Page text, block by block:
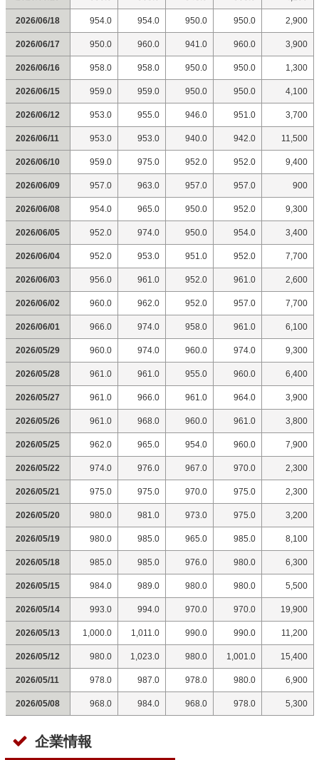
2026/06/18 954.0 954.0 950.0 950.0 2,900
2026/06/17 950.0 960.0 941.0 960.0 3,900
2026/06/16 958.0 958.0 950.0 950.0 1,300
2026/06/15 959.0 959.0 950.0 950.0 4,100
2026/06/12 953.0 955.0 946.0 951.0 3,700
2026/06/11 953.0 953.0 940.0 942.0 11,500
2026/06/10 959.0 975.0 952.0 952.0 9,400
2026/06/09 957.0 963.0 957.0 957.0 900
2026/06/08 954.0 965.0 950.0 952.0 9,300
2026/06/05 952.0 974.0 950.0 954.0 3,400
2026/06/04 952.0 953.0 951.0 952.0 7,700
2026/06/03 956.0 961.0 952.0 961.0 2,600
2026/06/02 960.0 962.0 952.0 957.0 7,700
2026/06/01 966.0 974.0 958.0 961.0 6,100
2026/05/29 960.0 974.0 960.0 974.0 9,300
2026/05/28 961.0 961.0 955.0 960.0 6,400
2026/05/27 961.0 966.0 961.0 964.0 3,900
2026/05/26 961.0 968.0 960.0 961.0 3,800
2026/05/25 962.0 965.0 954.0 960.0 7,900
2026/05/22 974.0 976.0 967.0 970.0 2,300
2026/05/21 975.0 975.0 970.0 975.0 2,300
2026/05/20 980.0 981.0 973.0 975.0 3,200
2026/05/19 980.0 985.0 965.0 985.0 8,100
2026/05/18 985.0 985.0 976.0 980.0 6,300
2026/05/15 984.0 989.0 980.0 980.0 5,500
2026/05/14 993.0 994.0 970.0 970.0 19,900
2026/05/13 1,000.0 1,011.0 990.0 990.0 11,200
2026/05/12 980.0 1,023.0 980.0 1,001.0 15,400
2026/05/11 978.0 987.0 978.0 980.0 6,900
2026/05/08 968.0 984.0 968.0 978.0 5,300
企業情報